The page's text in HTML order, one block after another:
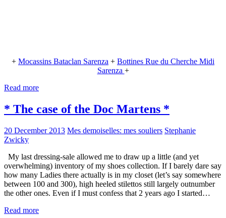
+ Mocassins Bataclan Sarenza + Bottines Rue du Cherche Midi
Sarenza +
Read more
* The case of the Doc Martens *
20 December 2013 Mes demoiselles: mes souliers Stephanie
Zwicky
My last dressing-sale allowed me to draw up a little (and yet
overwhelming) inventory of my shoes collection. If I barely dare say
how many Ladies there actually is in my closet (let’s say somewhere
between 100 and 300), high heeled stilettos still largely outnumber
the other ones. Even if I must confess that 2 years ago I started…
Read more